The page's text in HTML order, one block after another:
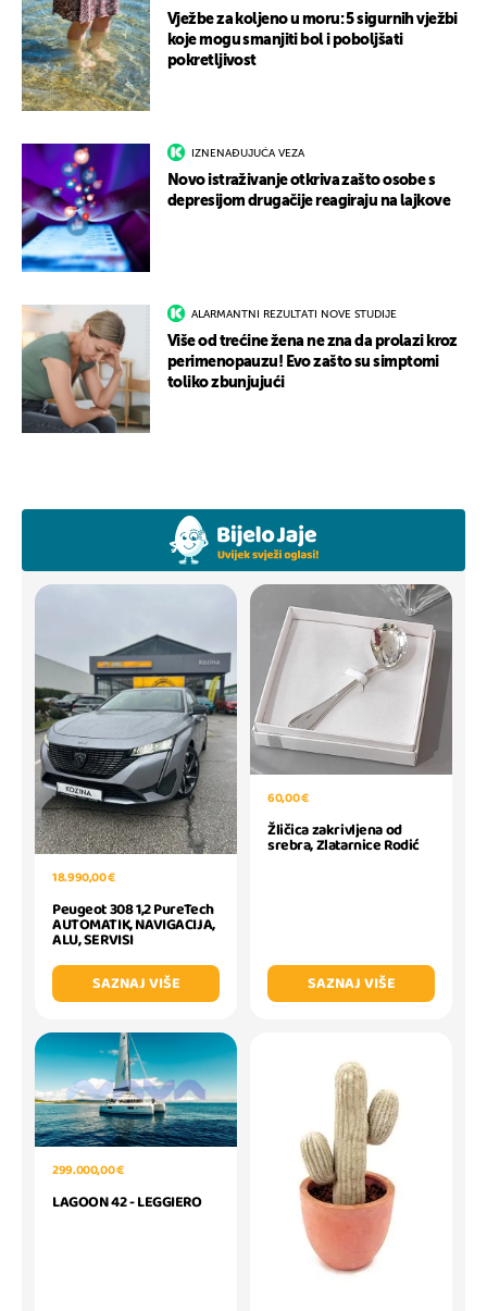
Vježbe za koljeno u moru: 5 sigurnih vježbi
koje mogu smanjiti bol i poboljšati
pokretljivost
IZNENAĐUJUĆA VEZA
Novo istraživanje otkriva zašto osobe s
depresijom drugačije reagiraju na lajkove
ALARMANTNI REZULTATI NOVE STUDIJE
Više od trećine žena ne zna da prolazi kroz
perimenopauzu! Evo zašto su simptomi
toliko zbunjujući
18.990,00 €
Peugeot 308 1,2 PureTech
AUTOMATIK, NAVIGACIJA,
ALU, SERVISI
SAZNAJ VIŠE
60,00 €
Žličica zakrivljena od
srebra, Zlatarnice Rodić
SAZNAJ VIŠE
299.000,00 €
LAGOON 42 - LEGGIERO